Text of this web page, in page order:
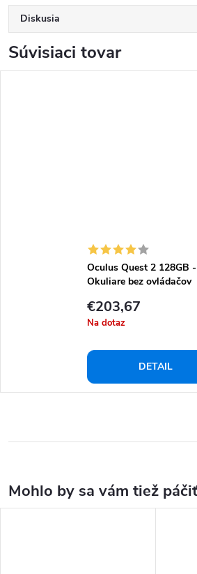
Diskusia
Súvisiaci tovar
Oculus Quest 2 128GB -
Okuliare bez ovládačov
€203,67
Na dotaz
DETAIL